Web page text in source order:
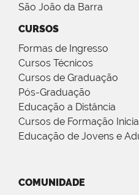
São João da Barra
CURSOS
Formas de Ingresso
Cursos Técnicos
Cursos de Graduação
Pós-Graduação
Educação a Distância
Cursos de Formação
Educação de Jovens e
COMUNIDADE